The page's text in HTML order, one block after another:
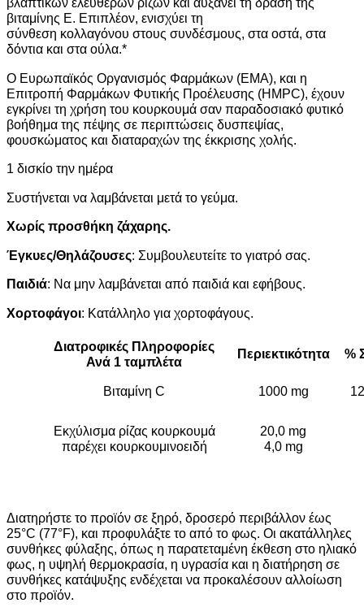
βιταμίνης Ε. Επιπλέον, ενισχύει τη
σύνθεση κολλαγόνου στους συνδέσμους, στα οστά, στα
δόντια και στα ούλα.*
Ο Ευρωπαϊκός Οργανισμός Φαρμάκων (EMA), και η
Επιτροπή Φαρμάκων Φυτικής Προέλευσης (HMPC), έχουν
εγκρίνει τη χρήση του κουρκουμά σαν παραδοσιακό φυτικό
βοήθημα της πέψης σε περιπτώσεις δυσπεψίας,
φουσκώματος και διαταραχών της έκκρισης χολής.
1 δισκίο την ημέρα
Συστήνεται να λαμβάνεται μετά το γεύμα.
Χωρίς προσθήκη ζάχαρης.
Έγκυες/Θηλάζουσες: Συμβουλευτείτε το γιατρό σας.
Παιδιά: Να μην λαμβάνεται από παιδιά και εφήβους.
Χορτοφάγοι: Κατάλληλο για χορτοφάγους.
Διατροφικές Πληροφορίες
Ανά 1 ταμπλέτα
Περιεκτικότητα %
Βιταμίνη C 1000 mg
Εκχύλισμα ρίζας κουρκουμά
παρέχει κουρκουμινοειδή
20,0 mg
4,0 mg
Διατηρήστε το προϊόν σε ξηρό, δροσερό περιβάλλον έως
25°C (77°F), και προφυλάξτε το από το φως. Οι ακατάλληλες
συνθήκες φύλαξης, όπως η παρατεταμένη έκθεση στο ηλιακό
φως, η υψηλή θερμοκρασία, η υγρασία και η διατήρηση σε
συνθήκες κατάψυξης ενδέχεται να προκαλέσουν αλλοίωση
στο προϊόν.